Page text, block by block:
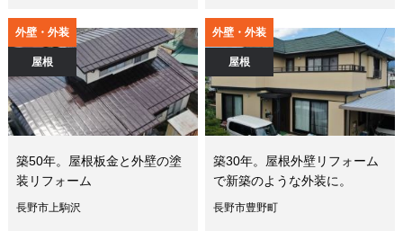
外壁・外装
屋根
築50年。屋根板金と外壁の塗
装リフォーム
長野市上駒沢
外壁・外装
屋根
築30年。屋根外壁リフォーム
で新築のような外装に。
長野市豊野町